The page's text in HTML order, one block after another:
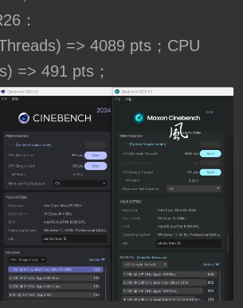
：
=> 4089 pts；CPU
=> 491 pts；